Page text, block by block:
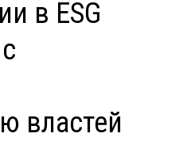
в ESG
властей